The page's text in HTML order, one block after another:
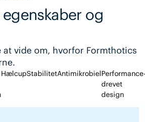
og
at vide om, hvorfor Formthotics
HælcupStabilitetAntimikrobiel
drevet
design